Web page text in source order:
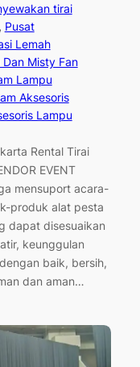
tirai
Pusat
Lemah
Misty Fan
Lampu
Aksesoris
Lampu
Rental Tirai
EVENT
mensuport acara-
produk alat pesta
dapat disesuaikan
keunggulan
baik, bersih,
dan aman…